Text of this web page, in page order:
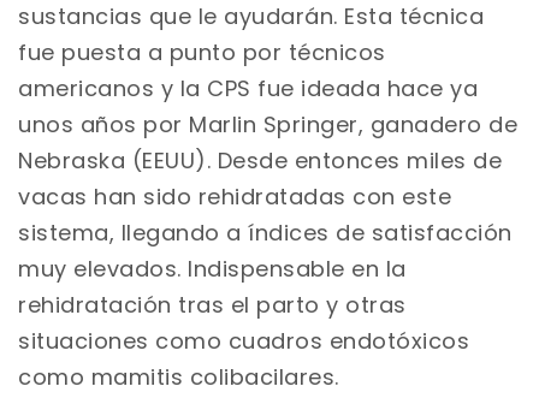
sustancias que le ayudarán. Esta técnica
fue puesta a punto por técnicos
americanos y la CPS fue ideada hace ya
unos años por Marlin Springer, ganadero de
Nebraska (EEUU). Desde entonces miles de
vacas han sido rehidratadas con este
sistema, llegando a índices de satisfacción
muy elevados. Indispensable en la
rehidratación tras el parto y otras
situaciones como cuadros endotóxicos
como mamitis colibacilares.